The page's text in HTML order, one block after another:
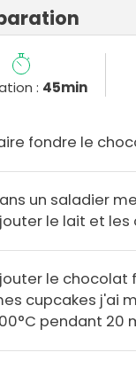
: 45min
fondre le
un saladier
le lait et les
le chocolat
cupcakes j'ai
pendant 20